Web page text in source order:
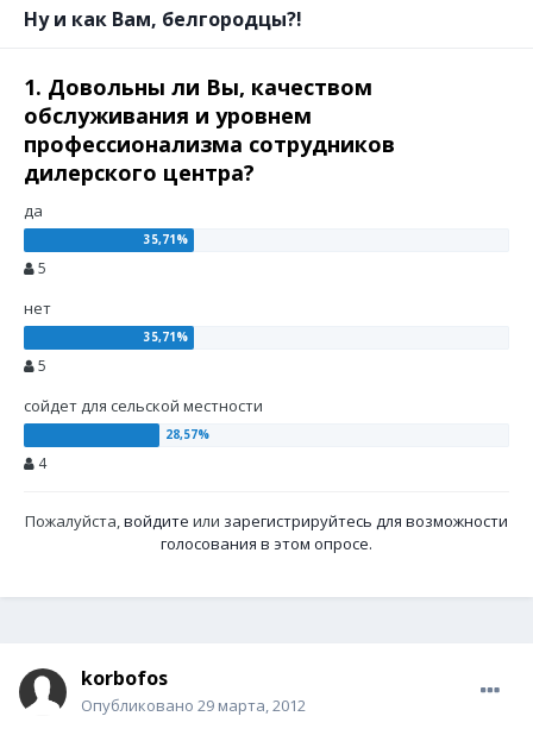
Ну и как Вам, белгородцы?!
1. Довольны ли Вы, качеством
обслуживания и уровнем
профессионализма сотрудников
дилерского центра?
да
5
нет
5
сойдет для сельской местности
4
Пожалуйста,войдите или зарегистрируйтесь для возможности
голосования в этом опросе.
korbofos
Опубликовано 29 марта, 2012